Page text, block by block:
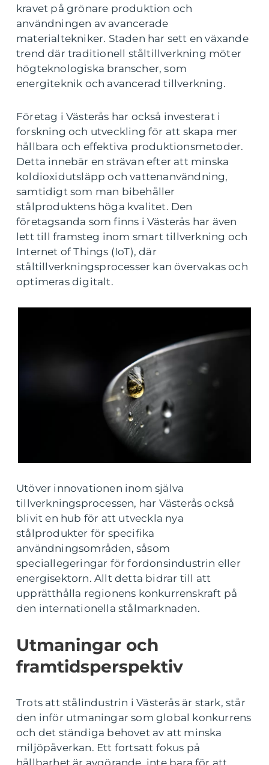
kravet på grönare produktion och
användningen av avancerade
materialtekniker. Staden har sett en växande
trend där traditionell ståltillverkning möter
högteknologiska branscher, som
energiteknik och avancerad tillverkning.
Företag i Västerås har också investerat i
forskning och utveckling för att skapa mer
hållbara och effektiva produktionsmetoder.
Detta innebär en strävan efter att minska
koldioxidutsläpp och vattenanvändning,
samtidigt som man bibehåller
stålproduktens höga kvalitet. Den
företagsanda som finns i Västerås har även
lett till framsteg inom smart tillverkning och
Internet of Things (IoT), där
ståltillverkningsprocesser kan övervakas och
optimeras digitalt.
Utöver innovationen inom själva
tillverkningsprocessen, har Västerås också
blivit en hub för att utveckla nya
stålprodukter för specifika
användningsområden, såsom
speciallegeringar för fordonsindustrin eller
energisektorn. Allt detta bidrar till att
upprätthålla regionens konkurrenskraft på
den internationella stålmarknaden.
Utmaningar och
framtidsperspektiv
Trots att stålindustrin i Västerås är stark, står
den inför utmaningar som global konkurrens
och det ständiga behovet av att minska
miljöpåverkan. Ett fortsatt fokus på